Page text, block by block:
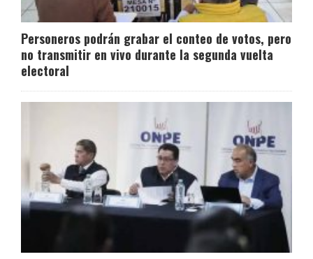
Personeros podrán grabar el conteo de votos, pero
no transmitir en vivo durante la segunda vuelta
electoral